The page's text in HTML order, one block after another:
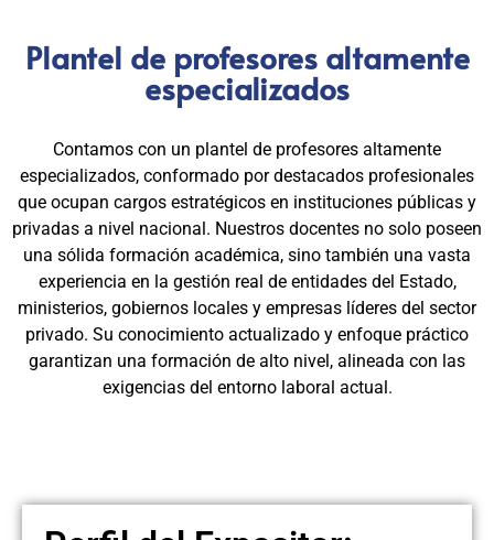
Plantel de profesores altamente
especializados
Contamos con un plantel de profesores altamente
especializados, conformado por destacados profesionales
que ocupan cargos estratégicos en instituciones públicas y
privadas a nivel nacional. Nuestros docentes no solo poseen
una sólida formación académica, sino también una vasta
experiencia en la gestión real de entidades del Estado,
ministerios, gobiernos locales y empresas líderes del sector
privado. Su conocimiento actualizado y enfoque práctico
garantizan una formación de alto nivel, alineada con las
exigencias del entorno laboral actual.